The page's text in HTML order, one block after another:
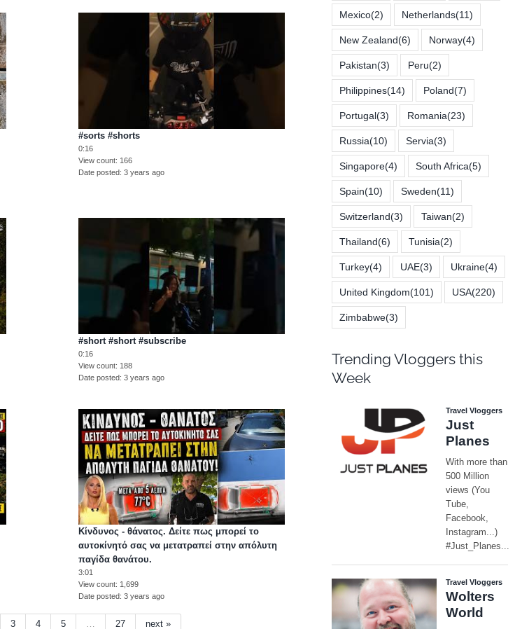
#sorts #shorts
0:16
View count 166
Date posted 3 years ago
#short #short #subscribe
0:16
View count 188
Date posted 3 years ago
Κίνδυνος - θάνατος. Δείτε πως μπορεί το
αυτοκίνητό σας να μετατραπεί στην απόλυτη
παγίδα θανάτου.
3:01
View count 1,699
Date posted
3 years ago
3 4 5 … 27 next »
Mexico(2) Netherlands(11)
New Zealand(6) Norway(4)
Pakistan(3) Peru(2)
Philippines(14) Poland(7)
Portugal(3) Romania(23)
Russia(10) Servia(3)
Singapore(4) South Africa(5)
Spain(10) Sweden(11)
Switzerland(3) Taiwan(2)
Thailand(6) Tunisia(2)
Turkey(4) UAE(3) Ukraine(4)
United Kingdom(101) USA(220)
Zimbabwe(3)
Trending Vloggers this
Week